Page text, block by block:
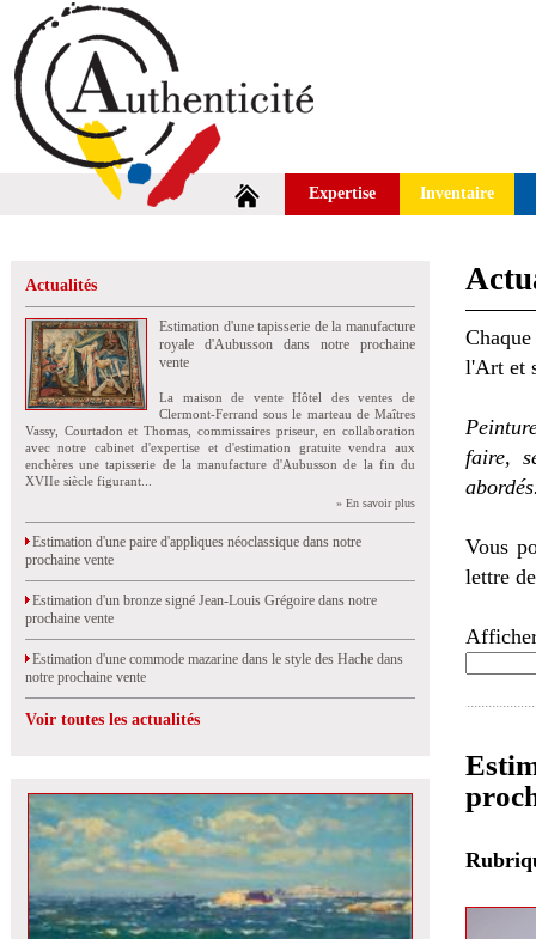
Expertise Inventaire
Actualités
Estimation d'une tapisserie de la manufacture
royale d'Aubusson dans notre prochaine
vente
La maison de vente Hôtel des ventes de
Clermont-Ferrand sous le marteau de Maîtres
Vassy, Courtadon et Thomas, commissaires priseur, en collaboration
avec notre cabinet d'expertise et d'estimation gratuite vendra aux
enchères une tapisserie de la manufacture d'Aubusson de la fin du
XVIIe siècle figurant...
» En savoir plus
Estimation d'une paire d'appliques néoclassique dans notre
prochaine vente
Estimation d'un bronze signé Jean-Louis Grégoire dans notre
prochaine vente
Estimation d'une commode mazarine dans le style des Hache dans
notre prochaine vente
Voir toutes les actualités
l'Art et
faire,
Vous
lettre